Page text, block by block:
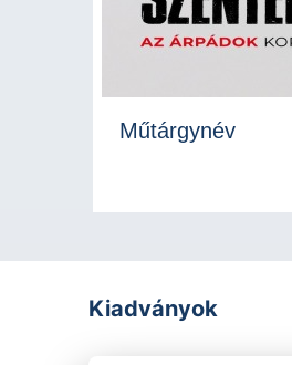
Műtárgynév
Kiadványok